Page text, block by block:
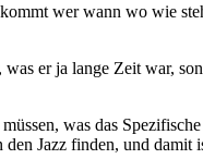
wer wann wo wie
er ja lange Zeit war,
was das
Jazz finden, und